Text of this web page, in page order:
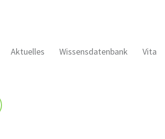
Aktuelles Wissensdatenbank Vita